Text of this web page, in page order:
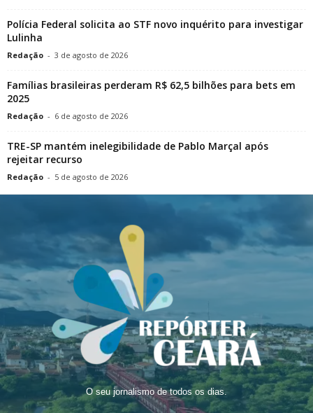
Polícia Federal solicita ao STF novo inquérito para investigar
Lulinha
Redação - 3 de agosto de 2026
Famílias brasileiras perderam R$ 62,5 bilhões para bets em
2025
Redação - 6 de agosto de 2026
TRE-SP mantém inelegibilidade de Pablo Marçal após
rejeitar recurso
Redação - 5 de agosto de 2026
O seu jornalismo de todos os dias.